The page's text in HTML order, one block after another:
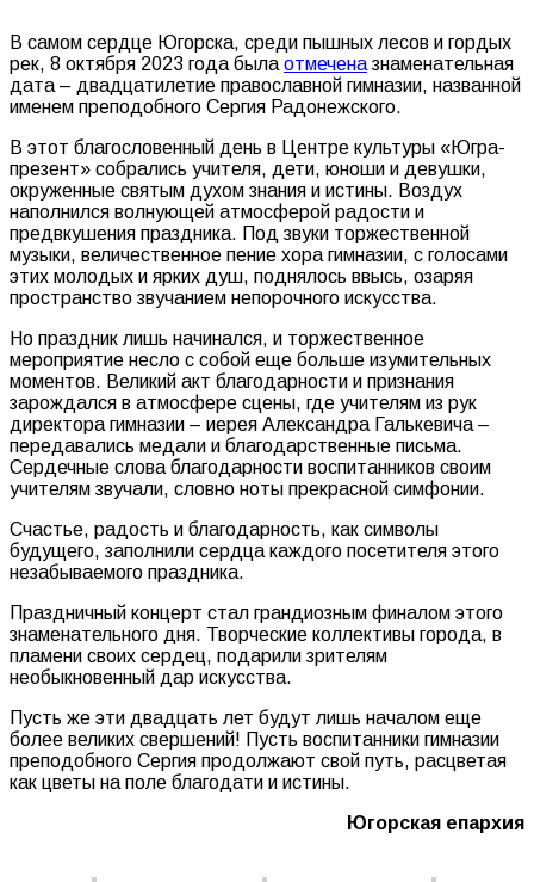
В самом сердце Югорска, среди пышных лесов и гордых
рек, 8 октября 2023 года была отмечена знаменательная
дата – двадцатилетие православной гимназии, названной
именем преподобного Сергия Радонежского.
В этот благословенный день в Центре культуры «Югра-
презент» собрались учителя, дети, юноши и девушки,
окруженные святым духом знания и истины. Воздух
наполнился волнующей атмосферой радости и
предвкушения праздника. Под звуки торжественной
музыки, величественное пение хора гимназии, с голосами
этих молодых и ярких душ, поднялось ввысь, озаряя
пространство звучанием непорочного искусства.
Но праздник лишь начинался, и торжественное
мероприятие несло с собой еще больше изумительных
моментов. Великий акт благодарности и признания
зарождался в атмосфере сцены, где учителям из рук
директора гимназии – иерея Александра Галькевича –
передавались медали и благодарственные письма.
Сердечные слова благодарности воспитанников своим
учителям звучали, словно ноты прекрасной симфонии.
Счастье, радость и благодарность, как символы
будущего, заполнили сердца каждого посетителя этого
незабываемого праздника.
Праздничный концерт стал грандиозным финалом этого
знаменательного дня. Творческие коллективы города, в
пламени своих сердец, подарили зрителям
необыкновенный дар искусства.
Пусть же эти двадцать лет будут лишь началом еще
более великих свершений! Пусть воспитанники гимназии
преподобного Сергия продолжают свой путь, расцветая
как цветы на поле благодати и истины.
Югорская епархия